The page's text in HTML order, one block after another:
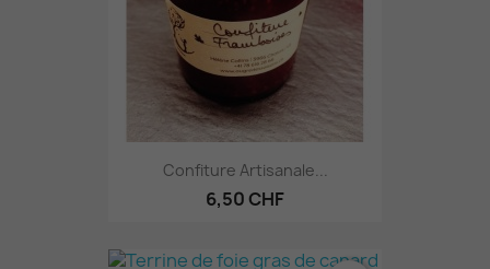
Confiture Artisanale...
6,50 CHF